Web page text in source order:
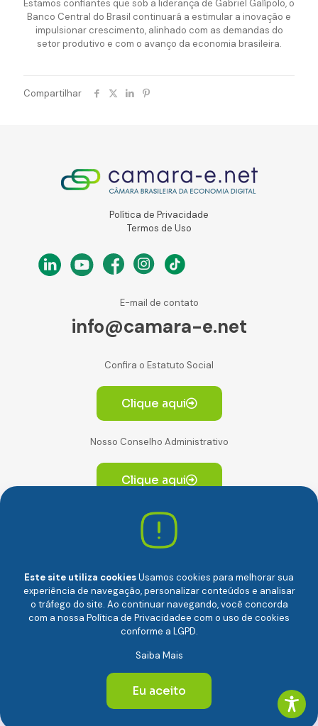
Estamos confiantes que sob a liderança de Gabriel Galípolo, o
Banco Central do Brasil continuará a estimular a inovação e
impulsionar crescimento, alinhado com as demandas do
setor produtivo e com o avanço da economia brasileira.
Compartilhar
Política de Privacidade
Termos de Uso
E-mail de contato
info@camara-e.net
Confira o Estatuto Social
Clique aqui
Nosso Conselho Administrativo
Clique aqui
Av. Paulista, 2064. Conjunto 14, (Edifício Paulista) -
CEP 01310-928 Consolação – São Paulo/SP
Câmara Brasileira da Economia Digital (camara-e.net) |
Este site utiliza cookiesUsamos cookies para melhorar sua
experiência de navegação, personalizar conteúdos e analisar
o tráfego do site. Ao continuar navegando, você concorda
com a nossa Política de Privacidadee com o uso de cookies
conforme a LGPD.
Saiba Mais
Eu aceito